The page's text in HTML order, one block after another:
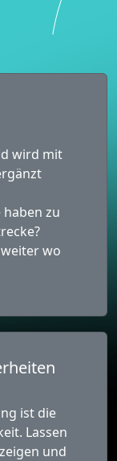
wird mit
zu
wo
ist die
Lassen
und